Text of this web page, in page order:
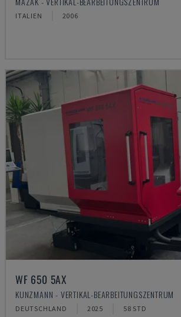
ITALIEN 2006
WF 650 5AX
KUNZMANN - VERTIKAL-BEARBEITUNGSZENTRUM
DEUTSCHLAND 2025 58 STD